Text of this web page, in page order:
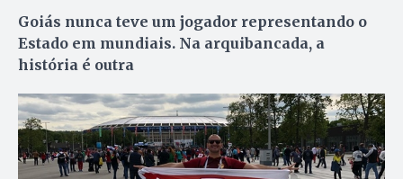
Goiás nunca teve um jogador representando o
Estado em mundiais. Na arquibancada, a
história é outra